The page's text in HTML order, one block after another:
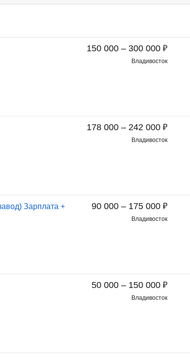
150 000 – 300 000 ₽
Владивосток
178 000 – 242 000 ₽
Владивосток
90 000 – 175 000 ₽
Владивосток
Зарплата +
50 000 – 150 000 ₽
Владивосток